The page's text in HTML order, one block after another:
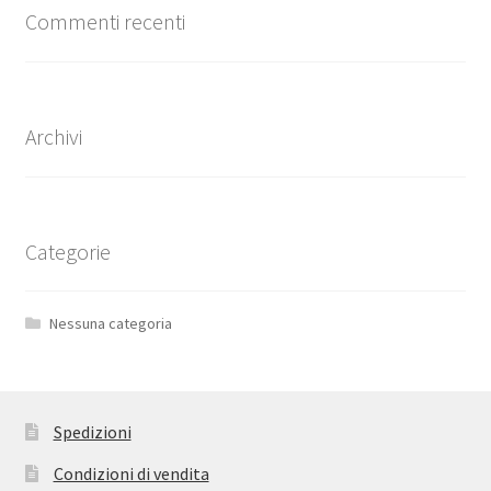
Commenti recenti
Archivi
Categorie
Nessuna categoria
Spedizioni
Condizioni di vendita